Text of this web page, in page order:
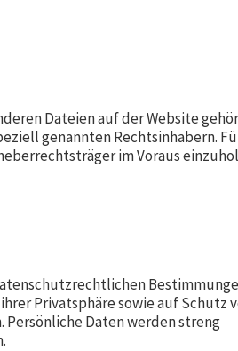
Dateien auf der Website
genannten Rechtsinhabern.
im Voraus
Privatsphäre sowie auf Schutz
Persönliche Daten werden streng